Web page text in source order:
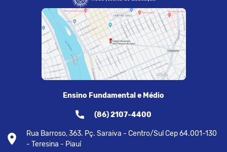
Ensino Fundamental e Médio
(86) 2107-4400
Rua Barroso, 363. Pç. Saraiva - Centro/Sul Cep 64.001-130
- Teresina - Piauí